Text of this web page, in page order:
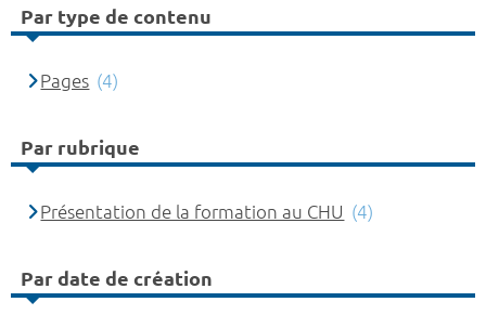
Par type de contenu
Pages (4)
Par rubrique
Présentation de la formation au CHU (4)
Par date de création